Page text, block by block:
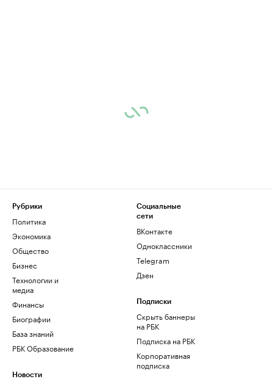
Рубрики
Политика
Экономика
Общество
Бизнес
Технологии и
медиа
Финансы
Биографии
База знаний
РБК Образование
Новости
Социальные
сети
ВКонтакте
Одноклассники
Telegram
Дзен
Подписки
Скрыть баннеры
на РБК
Подписка на РБК
Корпоративная
подписка